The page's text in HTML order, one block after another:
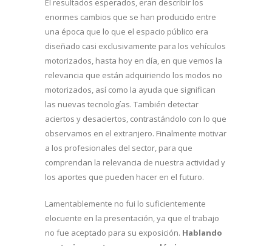
El resultados esperados, eran describir los
enormes cambios que se han producido entre
una época que lo que el espacio público era
diseñado casi exclusivamente para los vehículos
motorizados, hasta hoy en día, en que vemos la
relevancia que están adquiriendo los modos no
motorizados, así como la ayuda que significan
las nuevas tecnologías. También detectar
aciertos y desaciertos, contrastándolo con lo que
observamos en el extranjero. Finalmente motivar
a los profesionales del sector, para que
comprendan la relevancia de nuestra actividad y
los aportes que pueden hacer en el futuro.
Lamentablemente no fui lo suficientemente
elocuente en la presentación, ya que el trabajo
no fue aceptado para su exposición. Hablando